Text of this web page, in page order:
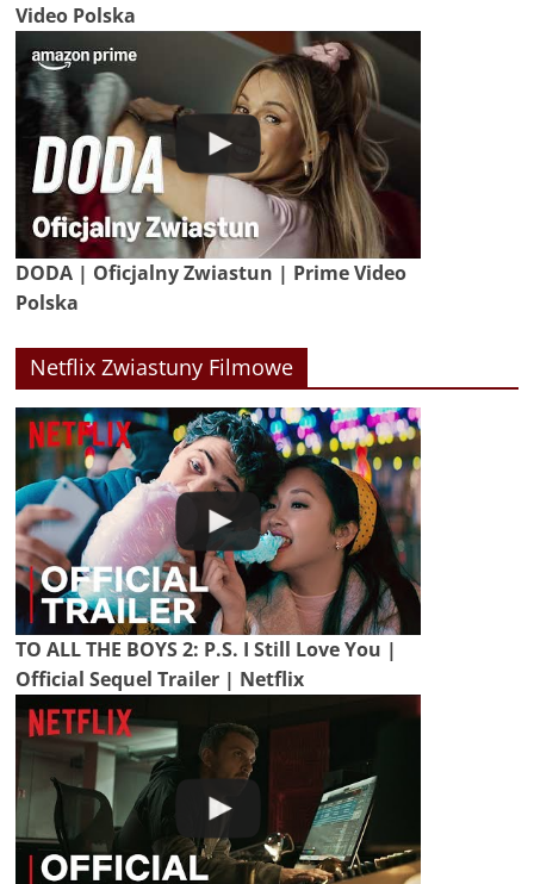
Video Polska
DODA | Oficjalny Zwiastun | Prime Video
Polska
Netflix Zwiastuny Filmowe
TO ALL THE BOYS 2: P.S. I Still Love You |
Official Sequel Trailer | Netflix